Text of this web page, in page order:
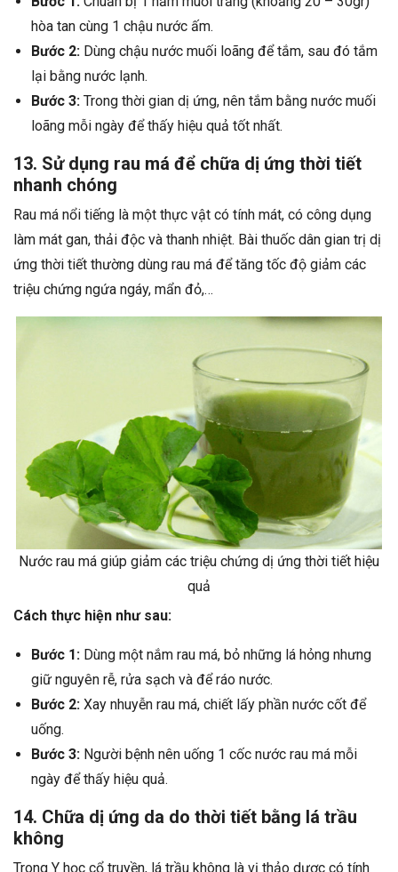
hòa tan cùng 1 chậu nước ấm.
Bước 2: Dùng chậu nước muối loãng để tắm, sau đó tắm
lại bằng nước lạnh.
Bước 3: Trong thời gian dị ứng, nên tắm bằng nước muối
loãng mỗi ngày để thấy hiệu quả tốt nhất.
13. Sử dụng rau má để chữa dị ứng thời tiết
nhanh chóng
Rau má nổi tiếng là một thực vật có tính mát, có công dụng
làm mát gan, thải độc và thanh nhiệt. Bài thuốc dân gian trị dị
ứng thời tiết thường dùng rau má để tăng tốc độ giảm các
triệu chứng ngứa ngáy, mẩn đỏ,…
Nước rau má giúp giảm các triệu chứng dị ứng thời tiết hiệu
quả
Cách thực hiện như sau:
Bước 1: Dùng một nắm rau má, bỏ những lá hỏng nhưng
giữ nguyên rễ, rửa sạch và để ráo nước.
Bước 2: Xay nhuyễn rau má, chiết lấy phần nước cốt để
uống.
Bước 3: Người bệnh nên uống 1 cốc nước rau má mỗi
ngày để thấy hiệu quả.
14. Chữa dị ứng da do thời tiết bằng lá trầu
không
Trong Y học cổ truyền, lá trầu không là vị thảo dược có tính